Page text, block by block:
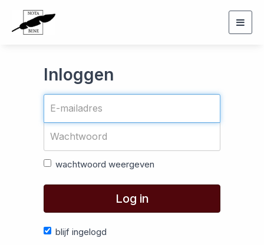
Inloggen
wachtwoord weergeven
Log in
blijf ingelogd